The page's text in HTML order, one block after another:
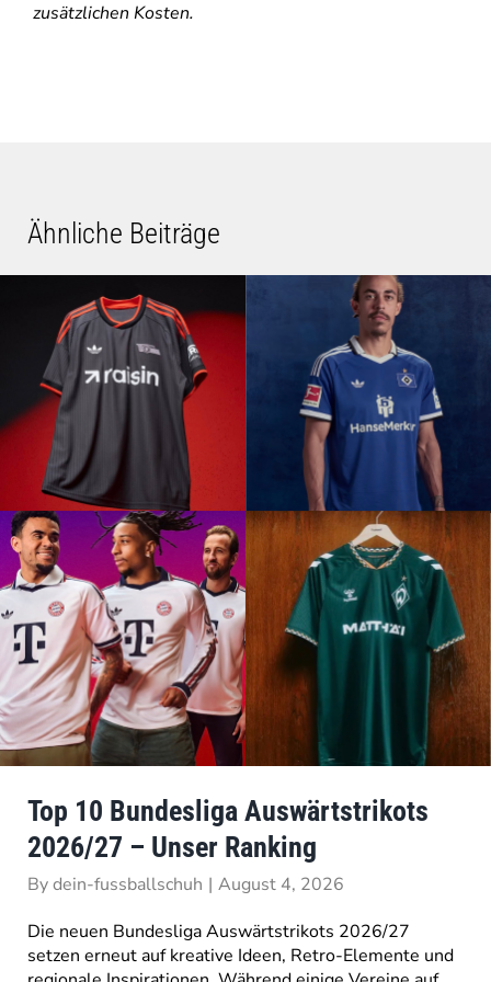
zusätzlichen Kosten.
Ähnliche Beiträge
Top 10 Bundesliga Auswärtstrikots
2026/27 – Unser Ranking
Bydein-fussballschuh | August 4, 2026
Die neuen Bundesliga Auswärtstrikots 2026/27
setzen erneut auf kreative Ideen, Retro-Elemente und